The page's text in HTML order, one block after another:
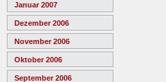
Januar 2007
Dezember 2006
November 2006
Oktober 2006
September 2006